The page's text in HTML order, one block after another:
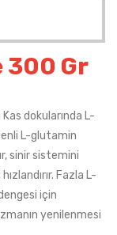
300 Gr
dokularında L-
L-glutamin
sinir sistemini
Fazla L-
için
yenilenmesi